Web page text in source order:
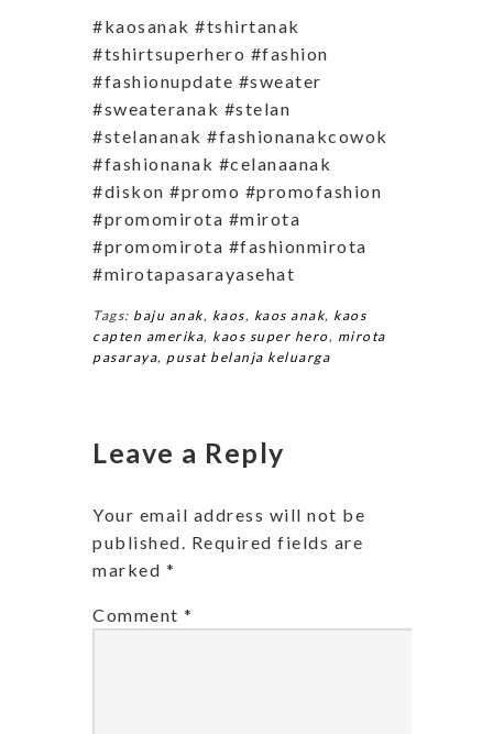
#kaosanak #tshirtanak
#tshirtsuperhero #fashion
#fashionupdate #sweater
#sweateranak #stelan
#stelananak #fashionanakcowok
#fashionanak #celanaanak
#diskon #promo #promofashion
#promomirota #mirota
#promomirota #fashionmirota
#mirotapasarayasehat
Tags: baju anak, kaos, kaos anak, kaos
capten amerika, kaos super hero, mirota
pasaraya, pusat belanja keluarga
Leave a Reply
Your email address will not be
published. Required fields are
marked *
Comment *